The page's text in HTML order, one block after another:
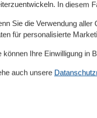
mit einer Senseo
Terrasse
oder bei einem lauen
das freundliche
an wohlfühlen.
an die ganze Familie,
verfügt über eine
einen großzügigen
bestens
Stunden bereit. Ein
In diesem
Sie die Verwendung
für personalisierte
können Ihre Einwilligung in
auch unsere